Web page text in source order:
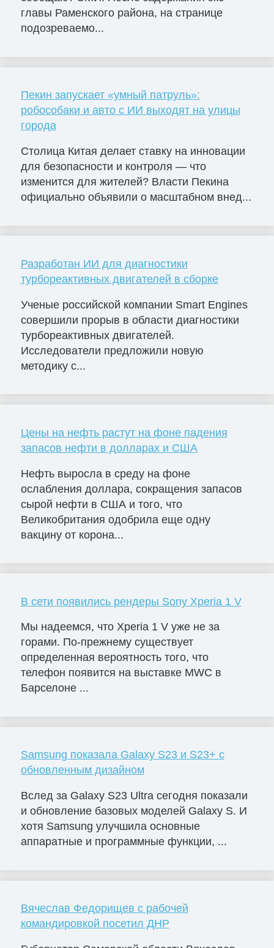
главы Раменского района, на странице
подозреваемо...
Пекин запускает «умный патруль»:
робособаки и авто с ИИ выходят на улицы
города
Столица Китая делает ставку на инновации
для безопасности и контроля — что
изменится для жителей? Власти Пекина
официально объявили о масштабном внед...
Разработан ИИ для диагностики
турбореактивных двигателей в сборке
Ученые российской компании Smart Engines
совершили прорыв в области диагностики
турбореактивных двигателей.
Исследователи предложили новую
методику с...
Цены на нефть растут на фоне падения
запасов нефти в долларах и США
Нефть выросла в среду на фоне
ослабления доллара, сокращения запасов
сырой нефти в США и того, что
Великобритания одобрила еще одну
вакцину от корона...
В сети появились рендеры Sony Xperia 1 V
Мы надеемся, что Xperia 1 V уже не за
горами. По-прежнему существует
определенная вероятность того, что
телефон появится на выставке MWC в
Барселоне ...
Samsung показала Galaxy S23 и S23+ с
обновленным дизайном
Вслед за Galaxy S23 Ultra сегодня показали
и обновление базовых моделей Galaxy S. И
хотя Samsung улучшила основные
аппаратные и программные функции, ...
Вячеслав Федорищев с рабочей
командировкой посетил ДНР